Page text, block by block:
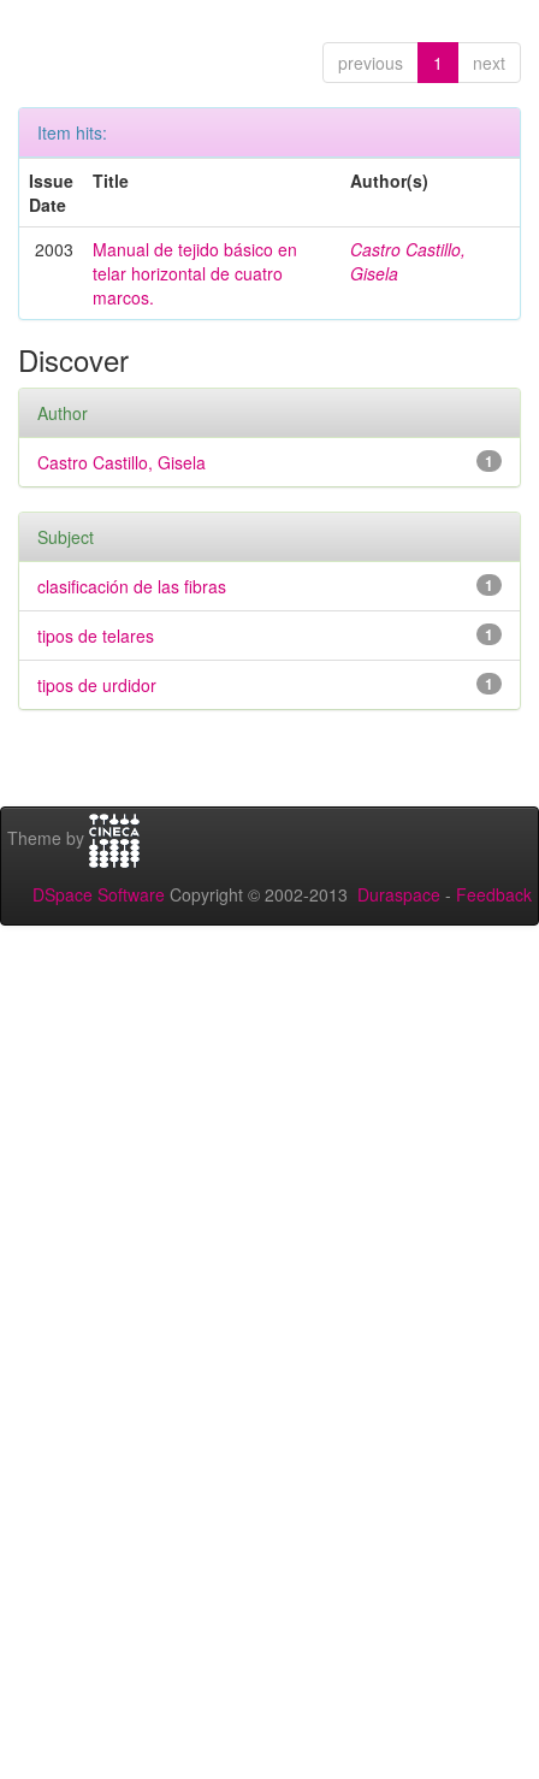
previous 1 next
Item hits:
Issue
Date
Title Author(s)
2003
Manual de tejido básico en
telar horizontal de cuatro
marcos.
Castro Castillo,
Gisela
Discover
Author
1
Castro Castillo, Gisela
Subject
1
clasificación de las fibras
1
tipos de telares
1
tipos de urdidor
Theme by
DSpace Software Copyright © 2002-2013 Duraspace - Feedback